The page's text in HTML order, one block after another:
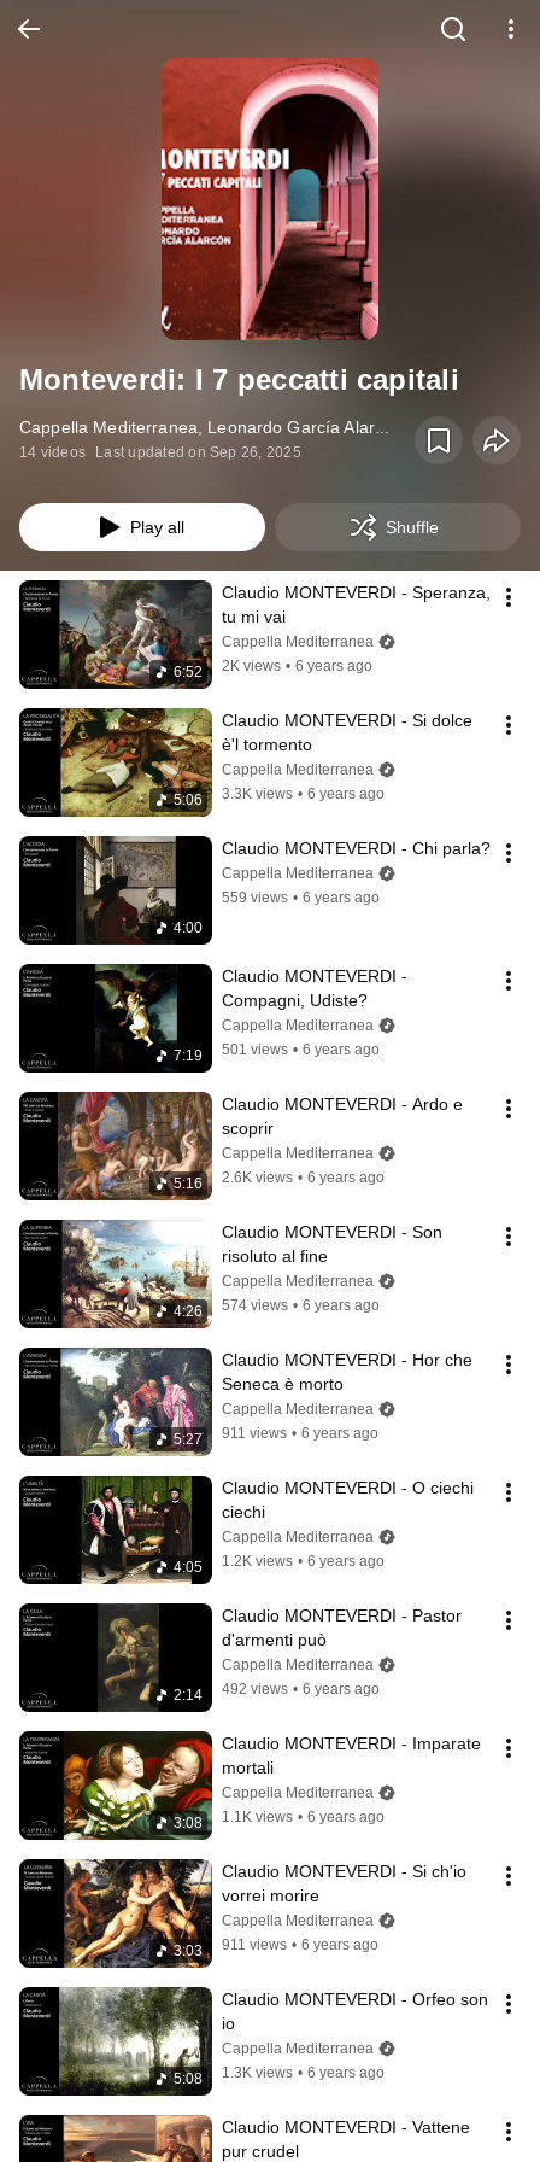
Monteverdi: I 7 peccatti capitali
Cappella Mediterranea, Leonardo García Alarcón • Album
14 videos
Last updated on Sep 26, 2025
Play all Shuffle
6:52
Claudio MONTEVERDI - Speranza,
tu mi vai
Cappella Mediterranea
2K views • 6 years ago
5:06
Claudio MONTEVERDI - Si dolce
è'l tormento
Cappella Mediterranea
3.3K views • 6 years ago
4:00
Claudio MONTEVERDI - Chi parla?
Cappella Mediterranea
559 views • 6 years ago
7:19
Claudio MONTEVERDI -
Compagni, Udiste?
Cappella Mediterranea
501 views • 6 years ago
5:16
Claudio MONTEVERDI - Ardo e
scoprir
Cappella Mediterranea
2.6K views • 6 years ago
4:26
Claudio MONTEVERDI - Son
risoluto al fine
Cappella Mediterranea
574 views • 6 years ago
5:27
Claudio MONTEVERDI - Hor che
Seneca è morto
Cappella Mediterranea
911 views • 6 years ago
4:05
Claudio MONTEVERDI - O ciechi
ciechi
Cappella Mediterranea
1.2K views • 6 years ago
2:14
Claudio MONTEVERDI - Pastor
d'armenti può
Cappella Mediterranea
492 views • 6 years ago
3:08
Claudio MONTEVERDI - Imparate
mortali
Cappella Mediterranea
1.1K views • 6 years ago
3:03
Claudio MONTEVERDI - Si ch'io
vorrei morire
Cappella Mediterranea
911 views • 6 years ago
5:08
Claudio MONTEVERDI - Orfeo son
io
Cappella Mediterranea
1.3K views • 6 years ago
Claudio MONTEVERDI - Vattene
pur crudel